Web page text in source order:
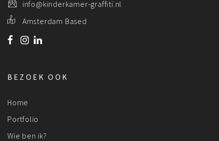
info@kinderkamer-graffiti.nl
Amsterdam Based
BEZOEK OOK
Home
Portfolio
Wie ben ik?